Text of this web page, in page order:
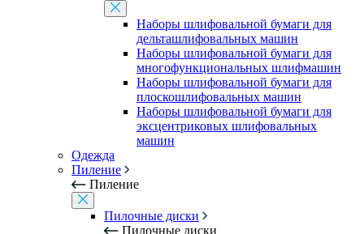
Наборы шлифовальной бумаги для
дельташлифовальных машин
Наборы шлифовальной бумаги для
многофункциональных шлифмашин
Наборы шлифовальной бумаги для
плоскошлифовальных машин
Наборы шлифовальной бумаги для
эксцентриковых шлифовальных
машин
Одежда
Пиление
Пиление
Пилочные диски
Пилочные диски